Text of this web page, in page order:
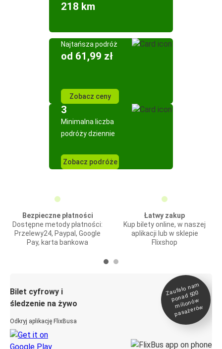
218 km
Najtańsza podróż
od 61,99 zł
Zobacz ceny
3
Minimalna liczba
podróży dziennie
Zobacz podróże
Bezpieczne płatności
Dostępne metody płatności:
Przelewy24, Paypal, Google
Pay, karta bankowa
Łatwy zakup
Kup bilety online, w naszej
aplikacji lub w sklepie
Flixshop
Bilet cyfrowy i
śledzenie na żywo
Odkryj aplikację FlixBusa
Zaufało na
m
ponad 500
milionó
w
pasażeró
w